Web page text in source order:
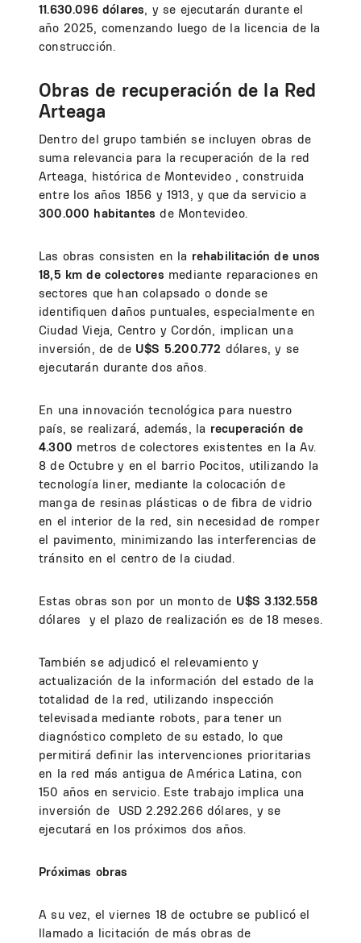
11.630.096 dólares, y se ejecutarán durante el
año 2025, comenzando luego de la licencia de la
construcción.
Obras de recuperación de la Red
Arteaga
Dentro del grupo también se incluyen obras de
suma relevancia para la recuperación de la red
Arteaga, histórica de Montevideo , construida
entre los años 1856 y 1913, y que da servicio a
300.000 habitantes de Montevideo.
Las obras consisten en la rehabilitación de unos
18,5 km de colectores mediante reparaciones en
sectores que han colapsado o donde se
identifiquen daños puntuales, especialmente en
Ciudad Vieja, Centro y Cordón, implican una
inversión, de de U$S 5.200.772 dólares, y se
ejecutarán durante dos años.
En una innovación tecnológica para nuestro
país, se realizará, además, la recuperación de
4.300 metros de colectores existentes en la Av.
8 de Octubre y en el barrio Pocitos, utilizando la
tecnología liner, mediante la colocación de
manga de resinas plásticas o de fibra de vidrio
en el interior de la red, sin necesidad de romper
el pavimento, minimizando las interferencias de
tránsito en el centro de la ciudad.
Estas obras son por un monto de U$S 3.132.558
dólares y el plazo de realización es de 18 meses.
También se adjudicó el relevamiento y
actualización de la información del estado de la
totalidad de la red, utilizando inspección
televisada mediante robots, para tener un
diagnóstico completo de su estado, lo que
permitirá definir las intervenciones prioritarias
en la red más antigua de América Latina, con
150 años en servicio. Este trabajo implica una
inversión de USD 2.292.266 dólares, y se
ejecutará en los próximos dos años.
Próximas obras
A su vez, el viernes 18 de octubre se publicó el
llamado a licitación de más obras de